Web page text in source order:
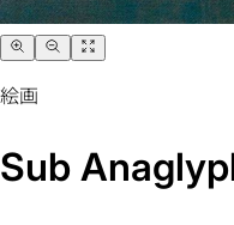
絵画
Sub